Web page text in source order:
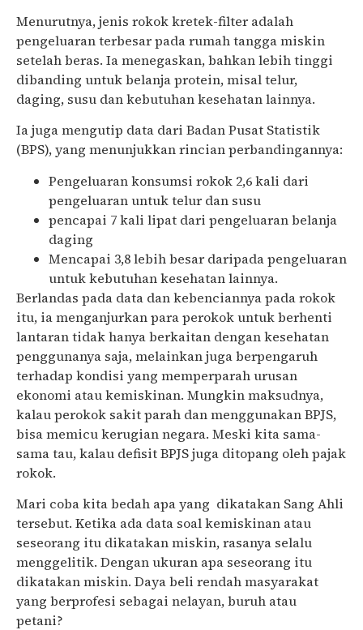
Menurutnya, jenis rokok kretek-filter adalah
pengeluaran terbesar pada rumah tangga miskin
setelah beras. Ia menegaskan, bahkan lebih tinggi
dibanding untuk belanja protein, misal telur,
daging, susu dan kebutuhan kesehatan lainnya.
Ia juga mengutip data dari Badan Pusat Statistik
(BPS), yang menunjukkan rincian perbandingannya:
Pengeluaran konsumsi rokok 2,6 kali dari
pengeluaran untuk telur dan susu
pencapai 7 kali lipat dari pengeluaran belanja
daging
Mencapai 3,8 lebih besar daripada pengeluaran
untuk kebutuhan kesehatan lainnya.
Berlandas pada data dan kebenciannya pada rokok
itu, ia menganjurkan para perokok untuk berhenti
lantaran tidak hanya berkaitan dengan kesehatan
penggunanya saja, melainkan juga berpengaruh
terhadap kondisi yang memperparah urusan
ekonomi atau kemiskinan. Mungkin maksudnya,
kalau perokok sakit parah dan menggunakan BPJS,
bisa memicu kerugian negara. Meski kita sama-
sama tau, kalau defisit BPJS juga ditopang oleh pajak
rokok.
Mari coba kita bedah apa yang dikatakan Sang Ahli
tersebut. Ketika ada data soal kemiskinan atau
seseorang itu dikatakan miskin, rasanya selalu
menggelitik. Dengan ukuran apa seseorang itu
dikatakan miskin. Daya beli rendah masyarakat
yang berprofesi sebagai nelayan, buruh atau
petani?